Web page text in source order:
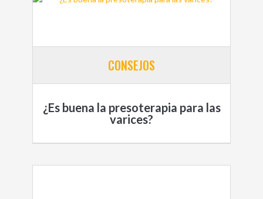
CONSEJOS
¿Es buena la presoterapia para las
varices?